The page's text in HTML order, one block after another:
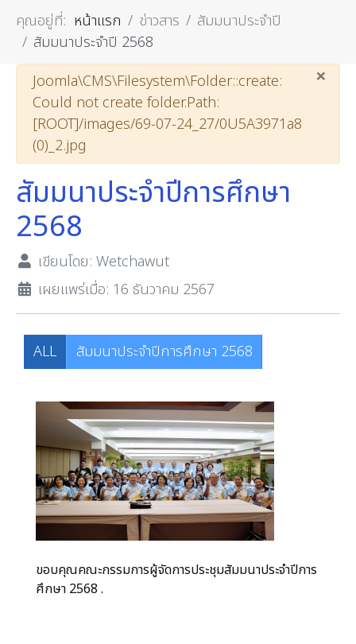
คุณอยู่ที่: หน้าแรก ข่าวสาร
สัมมนาประจำปี
สัมมนาประจำปี 2568
×
คำเตือน
Joomla\CMS\Filesystem\Folder::create:
Could not create folder.Path:
[ROOT]/images/69-07-24_27/0U5A3971a8
(0)_2.jpg
สัมมนาประจำปีการศึกษา
2568
เขียนโดย: Wetchawut
เผยแพร่เมื่อ: 16 ธันวาคม 2567
ALL สัมมนาประจำปีการศึกษา 2568
ขอบคุณคณะกรรมการผู้จัดการประชุมสัมมนาประจำปีการ
ศึกษา 2568 .